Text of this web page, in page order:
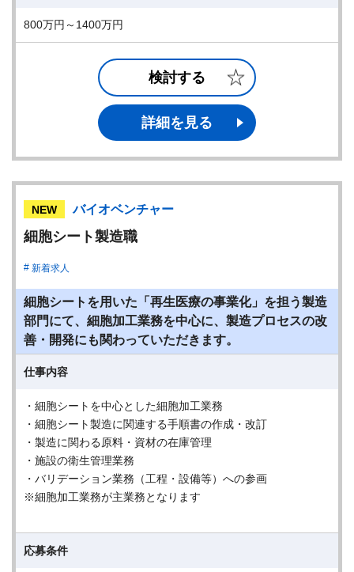
800万円～1400万円
検討する
詳細を見る
NEW バイオベンチャー
細胞シート製造職
新着求人
細胞シートを用いた「再生医療の事業化」を担う製造
部門にて、細胞加工業務を中心に、製造プロセスの改
善・開発にも関わっていただきます。
仕事内容
・細胞シートを中心とした細胞加工業務
・細胞シート製造に関連する手順書の作成・改訂
・製造に関わる原料・資材の在庫管理
・施設の衛生管理業務
・バリデーション業務（工程・設備等）への参画
※細胞加工業務が主業務となります
応募条件